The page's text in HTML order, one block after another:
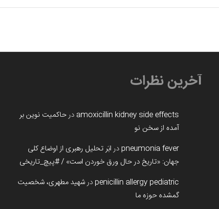
آخرین نظرات
amoxicillin kidney side effects درحاکمیت نوین بر
آمده از سخن نو
pneumonia feverدر ابَر تحلیل رهبری از اوضاع کلی
جهان: «تاریخ در حال ورق خوردن است» / #پیچ_تاریخی
penicillin allergy pediatricدرشهید مطهری، شخصیت
گمشده حوزه ما